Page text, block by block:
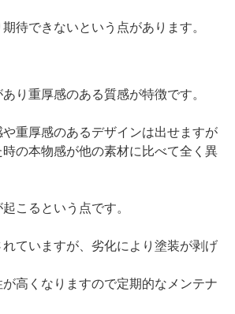
待できないという点があります。
り重厚感のある質感が特徴です。
重厚感のあるデザインは出せますが
の本物感が他の素材に比べて全く異
こるという点です。
ていますが、劣化により塗装が剥げ
高くなりますので定期的なメンテナ